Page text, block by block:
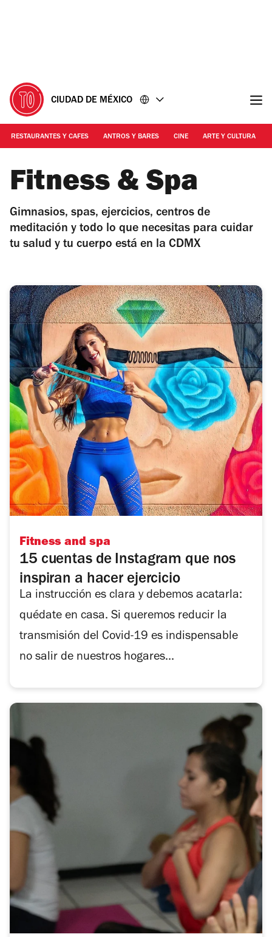
CIUDAD DE MÉXICO
RESTAURANTES Y CAFES ANTROS Y BARES CINE ARTE Y CULTURA
Fitness & Spa
Gimnasios, spas, ejercicios, centros de
meditación y todo lo que necesitas para cuidar
tu salud y tu cuerpo está en la CDMX
Fitness and spa
15 cuentas de Instagram que nos
inspiran a hacer ejercicio
La instrucción es clara y debemos acatarla:
quédate en casa. Si queremos reducir la
transmisión del Covid-19 es indispensable
no salir de nuestros hogares...